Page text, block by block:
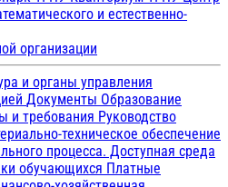
и естественно-
организации
и органы управления
Документы Образование
и требования Руководство
техническое обеспечение
процесса. Доступная среда
обучающихся Платные